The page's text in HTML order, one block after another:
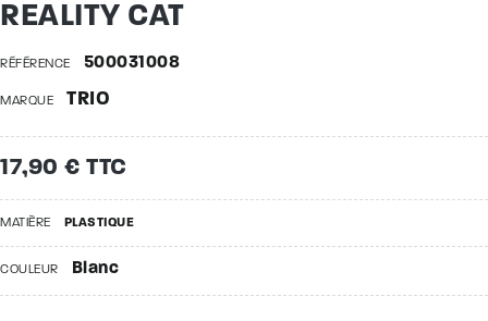
REALITY CAT
RÉFÉRENCE 500031008
MARQUE TRIO
17,90 € TTC
MATIÈRE PLASTIQUE
COULEUR Blanc